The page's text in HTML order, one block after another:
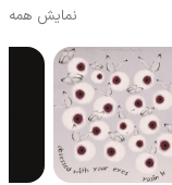
نمایش همه